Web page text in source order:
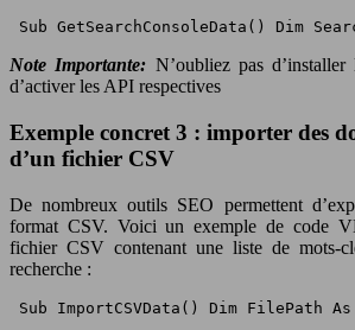
Sub GetSearchConsoleData() Dim
Note Importante: N’oubliez pas
d’activer les API respectives
Exemple concret 3 : importer des
d’un fichier CSV
De nombreux outils SEO permettent
format CSV. Voici un exemple de code
fichier CSV contenant une liste de mots-
recherche :
Sub ImportCSVData() Dim